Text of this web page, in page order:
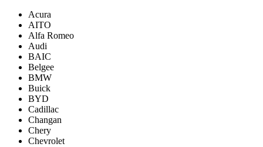
Acura
AITO
Alfa Romeo
Audi
BAIC
Belgee
BMW
Buick
BYD
Cadillac
Changan
Chery
Chevrolet